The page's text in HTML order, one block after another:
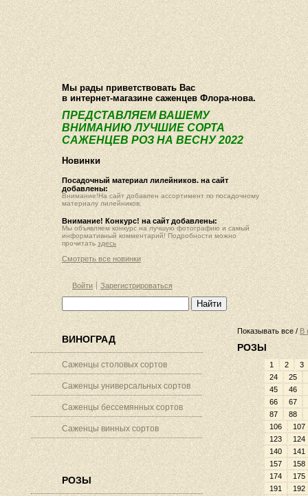
О компании Как купить Фотогалерея Статьи Опт
Мы рады приветствовать Вас
в интернет-магазине саженцев Флора-нова.
ПРЕДСТАВЛЯЕМ ВАШЕМУ
ВНИМАНИЮ ЛУЧШИЕ СОРТА
САЖЕНЦЕВ РОЗ НА ВЕСНУ 2022
Новинки
Посадочный материал лилейников. на сайт
добавлены:
Внимание!На сайт добавлен ассортимент по посадочному
материалу лилейников.
Внимание! Конкурс! на сайт добавлены:
Мы объявляем конкурс на лучшую фотографию и самый
информативный комментарий! Подробности можно
прочитать здесь
Смотреть все новинки
Войти Зарегистрироваться
ВИНОГРАД
Саженцы столовых сортов
Саженцы универсальных сортов
Саженцы бессемянных сортов
Саженцы винных сортов
РОЗЫ
Показывать все / В
РОЗЫ
1 2
3
24
25
45
46
66
67
87
88
106
107
123
124
140
141
157
158
174
175
191
192